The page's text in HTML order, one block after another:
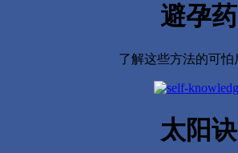
避孕药
了解这些方法的可怕
太阳诀